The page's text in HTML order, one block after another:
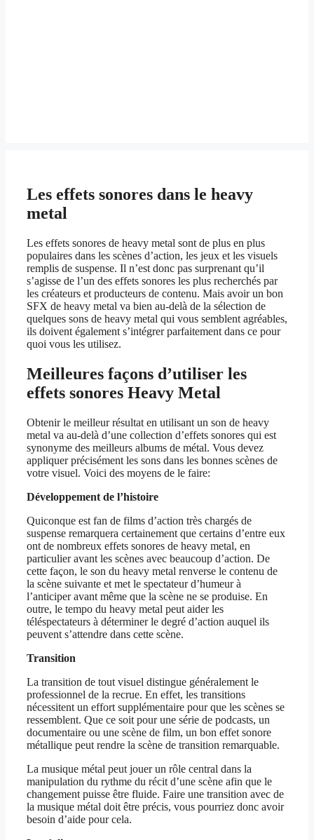
Les effets sonores dans le heavy
metal
Les effets sonores de heavy metal sont de plus en plus
populaires dans les scènes d’action, les jeux et les visuels
remplis de suspense. Il n’est donc pas surprenant qu’il
s’agisse de l’un des effets sonores les plus recherchés par
les créateurs et producteurs de contenu. Mais avoir un bon
SFX de heavy metal va bien au-delà de la sélection de
quelques sons de heavy metal qui vous semblent agréables,
ils doivent également s’intégrer parfaitement dans ce pour
quoi vous les utilisez.
Meilleures façons d’utiliser les
effets sonores Heavy Metal
Obtenir le meilleur résultat en utilisant un son de heavy
metal va au-delà d’une collection d’effets sonores qui est
synonyme des meilleurs albums de métal. Vous devez
appliquer précisément les sons dans les bonnes scènes de
votre visuel. Voici des moyens de le faire:
Développement de l’histoire
Quiconque est fan de films d’action très chargés de
suspense remarquera certainement que certains d’entre eux
ont de nombreux effets sonores de heavy metal, en
particulier avant les scènes avec beaucoup d’action. De
cette façon, le son du heavy metal renverse le contenu de
la scène suivante et met le spectateur d’humeur à
l’anticiper avant même que la scène ne se produise. En
outre, le tempo du heavy metal peut aider les
téléspectateurs à déterminer le degré d’action auquel ils
peuvent s’attendre dans cette scène.
Transition
La transition de tout visuel distingue généralement le
professionnel de la recrue. En effet, les transitions
nécessitent un effort supplémentaire pour que les scènes se
ressemblent. Que ce soit pour une série de podcasts, un
documentaire ou une scène de film, un bon effet sonore
métallique peut rendre la scène de transition remarquable.
La musique métal peut jouer un rôle central dans la
manipulation du rythme du récit d’une scène afin que le
changement puisse être fluide. Faire une transition avec de
la musique métal doit être précis, vous pourriez donc avoir
besoin d’aide pour cela.